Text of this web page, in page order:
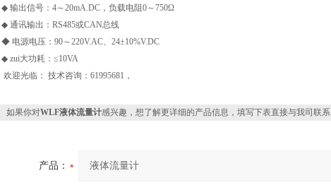
◆ 输出信号：4～20mA.DC，负载电阻0～750Ω
◆ 通讯输出：RS485或CAN总线
◆ 电源电压：90～220V.AC、24±10%V.DC
◆ zui大功耗：≤10VA
欢迎光临： 技术咨询：61995681，
如果你对WLF液体流量计感兴趣，想了解更详细的产品信息，填写下表直接与我司联
产品：